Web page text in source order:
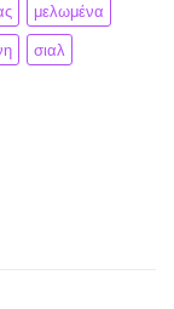
μελωμένα
σιαλ